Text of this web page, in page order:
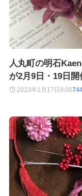
人丸町の明石
が2月9日・19日開
2023年1月17日9:00